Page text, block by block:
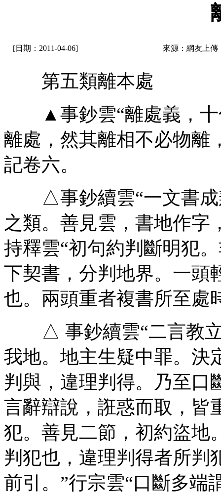
[日期：2011-04-06] 來源：網友上
第五類離本處
▲事鈔雲“離處義，十
離處，然其離相不必物離
記卷六。
△事鈔續雲“一文書成
之類。善見雲，書地作字
持釋雲“初句約判斷明犯
下契書，分判地界。一頭
也。兩頭重者複書所至處
△ 事鈔續雲“二言教立
我地。地主生疑中罪。決
判與，違理判得。乃至口
言辭辯說，誑惑而取，皆
犯。善見二節，初約盜地
判犯也，違理判得者所判
前引。”行宗雲“口斷多端